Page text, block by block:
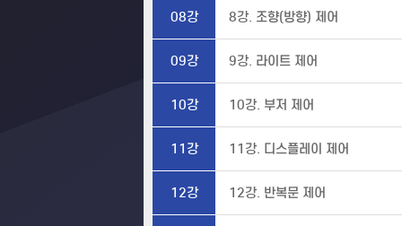
08강 8강. 조향(방향) 제어
09강 9강. 라이트 제어
10강 10강. 부저 제어
11강 11강. 디스플레이 제어
12강 12강. 반복문 제어